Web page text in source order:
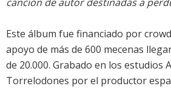
Este álbum fue financiado por
apoyo de más de 600 mecenas
de 20.000. Grabado en los estudios
Torrelodones por el productor